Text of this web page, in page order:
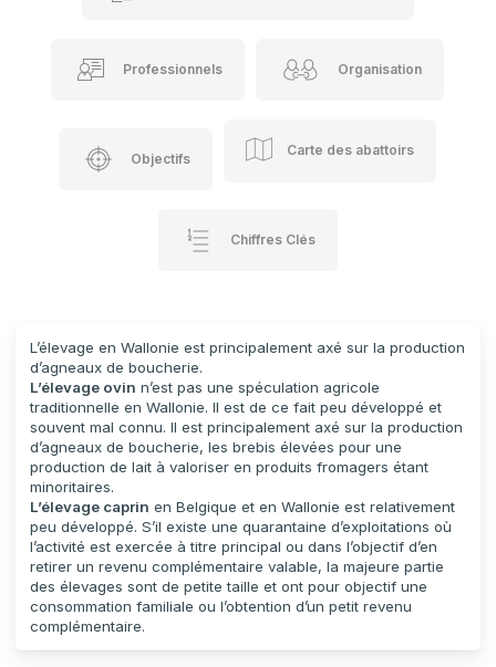
Professionnels Organisation
Objectifs Carte des abattoirs
Chiffres Clés
L’élevage en Wallonie est principalement axé sur la production
d’agneaux de boucherie.
L’élevage ovin n’est pas une spéculation agricole
traditionnelle en Wallonie. Il est de ce fait peu développé et
souvent mal connu. Il est principalement axé sur la production
d’agneaux de boucherie, les brebis élevées pour une
production de lait à valoriser en produits fromagers étant
minoritaires.
L’élevage caprin en Belgique et en Wallonie est relativement
peu développé. S’il existe une quarantaine d’exploitations où
l’activité est exercée à titre principal ou dans l’objectif d’en
retirer un revenu complémentaire valable, la majeure partie
des élevages sont de petite taille et ont pour objectif une
consommation familiale ou l’obtention d’un petit revenu
complémentaire.